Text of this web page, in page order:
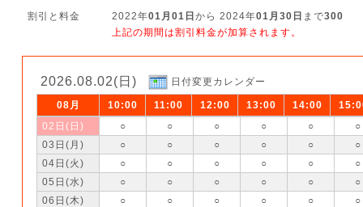
割引と料金 2022年01月01日 から 2024年01月30日 まで300
上記の期間は割引料金が加算されます。
2026.08.02(日) 日付変更カレンダー
08月 10:00 11:00 12:00 13:00 14:00
02日(日)
○ ○ ○ ○ ○
○
03日(月)
○ ○ ○ ○ ○
○
04日(火)
○ ○ ○ ○ ○
○
05日(水)
○ ○ ○ ○ ○
○
06日(木)
○ ○ ○ ○ ○
○